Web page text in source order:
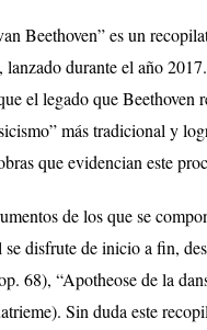
Beethoven” es un
durante el año
el legado que Beethoven
más tradicional y
que evidencian este
de los que se
se disfrute de inicio a fin,
68), “Apotheose de la
Sin duda este